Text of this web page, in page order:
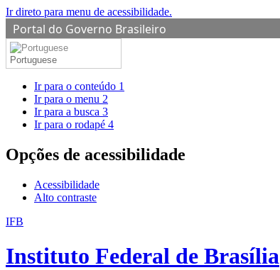
Ir direto para menu de acessibilidade.
Portal do Governo Brasileiro
Portuguese
Ir para o conteúdo 1
Ir para o menu 2
Ir para a busca 3
Ir para o rodapé 4
Opções de acessibilidade
Acessibilidade
Alto contraste
IFB
Instituto Federal de Brasília